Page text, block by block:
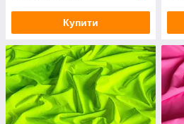
Купити